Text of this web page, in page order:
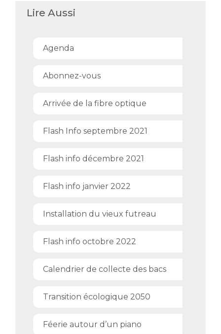
Lire Aussi
Agenda
Abonnez-vous
Arrivée de la fibre optique
Flash Info septembre 2021
Flash info décembre 2021
Flash info janvier 2022
Installation du vieux futreau
Flash info octobre 2022
Calendrier de collecte des bacs
Transition écologique 2050
Féerie autour d’un piano